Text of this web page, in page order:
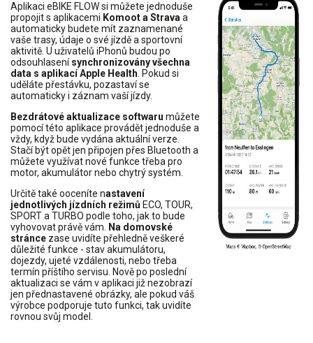
Aplikaci eBIKE FLOW si můžete jednoduše
propojit s aplikacemi Komoot a Stravaa
automaticky budete mít zaznamenané
vaše trasy, údaje o své jízdě a sportovní
aktivitě. U uživatelů iPhonů budou po
odsouhlasenísynchronizovány všechna
data s aplikací Apple Health. Pokud si
uděláte přestávku, pozastaví se
automaticky i záznam vaší jízdy.
Bezdrátové aktualizace softwaru můžete
pomocí této aplikace provádět jednoduše a
vždy, když bude vydána aktuální verze.
Stačí být opět jen připojen přes Bluetooth a
můžete využívat nové funkce třeba pro
motor, akumulátor nebo chytrý systém.
Určitě také ooceníte nastavení
jednotlivých jízdních režimů ECO, TOUR,
SPORT a TURBO podle toho, jak to bude
vyhovovat právě vám. Na domovské
stránce zase uvidíte přehledně veškeré
důležité funkce - stav akumulátoru,
dojezdy, ujeté vzdálenosti, nebo třeba
termín příštího servisu. Nově po poslední
aktualizaci se vám v aplikaci již nezobrazí
jen přednastavené obrázky, ale pokud váš
výrobce podporuje tuto funkci, tak uvidíte
rovnou svůj model.